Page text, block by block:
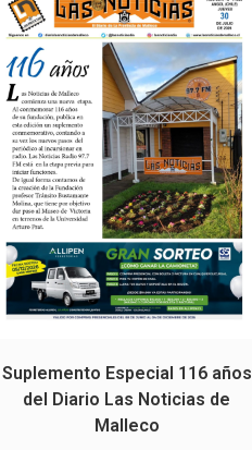
Suplemento Especial 116 años
del Diario Las Noticias de
Malleco